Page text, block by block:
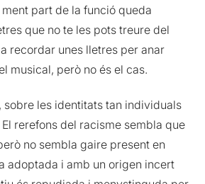
part de la funció queda
que no te les pots treure del
recordar unes lletres per anar
musical, però no és el cas.
sobre les identitats tan individuals
rerefons del racisme sembla que
no sembla gaire present en
adoptada i amb un origen incert